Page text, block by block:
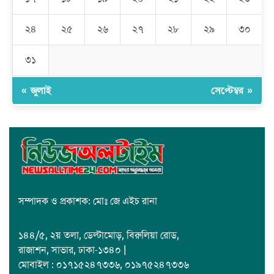
রমজান উপলক্ষে সাভারে মানবাধিকার সংস্থার ইফতার
জাবাল-ই-নূর মডেল মাদ্রাসায় ১২তম বার্ষিক পুরস্কার বিতরণ ও বালিকা
২৪ ২৫ ২৬ ২৭ ২৮ ২৯ ৩০
৩১
« জুলাই সেপ্টেম্বর »
সম্পাদক ও প্রকাশক: মোঃ জে এইচ রানা
১৪৪/৫, ২য় তলা, ডেল্টামোড়, বিরুলিয়া রোড,
রাজাশন, সাভার, ঢাকা-১৩৪০ |
মোবাইল : ০১৭১৫২৪৭৩৩৬, ০১৯৭৫২৪৭৩৩৬